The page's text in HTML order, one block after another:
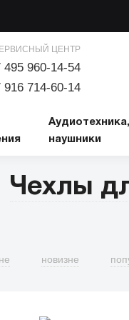
ЦЕНТР
495 960-14-54
916 714-60-14
Аудиотехника,
наушники
Чехлы
новизне